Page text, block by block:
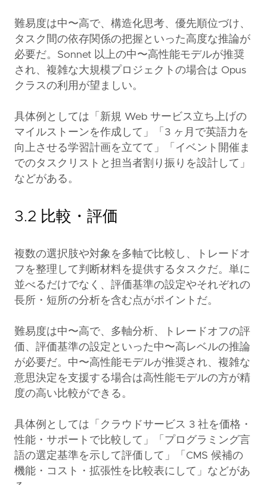
難易度は中〜高で、構造化思考、優先順位づけ、
タスク間の依存関係の把握といった高度な推論が
必要だ。Sonnet 以上の中〜高性能モデルが推奨
され、複雑な大規模プロジェクトの場合は Opus
クラスの利用が望ましい。
具体例としては「新規 Web サービス立ち上げの
マイルストーンを作成して」「3 ヶ月で英語力を
向上させる学習計画を立てて」「イベント開催ま
でのタスクリストと担当者割り振りを設計して」
などがある。
3.2 比較・評価
複数の選択肢や対象を多軸で比較し、トレードオ
フを整理して判断材料を提供するタスクだ。単に
並べるだけでなく、評価基準の設定やそれぞれの
長所・短所の分析を含む点がポイントだ。
難易度は中〜高で、多軸分析、トレードオフの評
価、評価基準の設定といった中〜高レベルの推論
が必要だ。中〜高性能モデルが推奨され、複雑な
意思決定を支援する場合は高性能モデルの方が精
度の高い比較ができる。
具体例としては「クラウドサービス 3 社を価格・
性能・サポートで比較して」「プログラミング言
語の選定基準を示して評価して」「CMS 候補の
機能・コスト・拡張性を比較表にして」などがあ